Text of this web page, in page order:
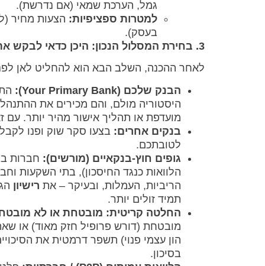
גמל, הערכת שמאי (אם נדרשת).
למטרות ספציפיות: הצעות מחיר
בעסק).
3. בחירת המסלול הנכון: היכן כדאי לבקש את ההלוואה?
לאחר ההכנה, השלב הבא הוא להחליט לאן
הבנק שלכם (Your Primary Bank):
היסטוריה מולם, והם מכירים את
מועדפת או תהליך אישור מהיר יותר.
בנקים אחרים: בצעו סקר שוק ופנו
לטובתכם.
גופים חוץ-בנקאיים (מורשים): חברות
הלוואות כנגד החיסכון), בתי השקעות
הריביות, העמלות, ובעיקר – את רישיון
תמיד זולים יותר.
החלטה קריטית: מובטחת או לא
מובטחת (דורש פרופיל חזק מאוד) או
הון עצמי פנוי) תשפר דרמטית את
בסיכון.